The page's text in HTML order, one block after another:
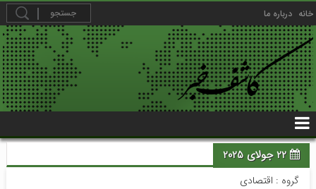
خانه درباره ما
22 جولای 2025
گروه : اقتصادی